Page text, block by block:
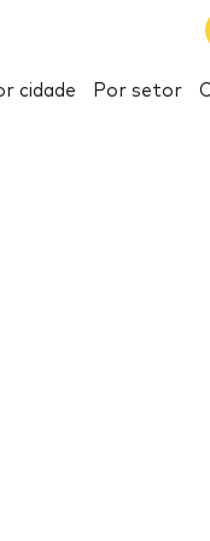
cidade Por setor